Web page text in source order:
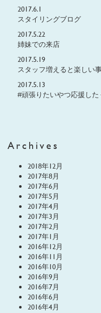
2017.6.1
スタイリングブログ
2017.5.22
姉妹での来店
2017.5.19
スタッフ増えると楽しい
2017.5.13
#頑張りたいやつ応援した
Archives
2018年12月
2017年8月
2017年6月
2017年5月
2017年4月
2017年3月
2017年2月
2017年1月
2016年12月
2016年11月
2016年10月
2016年9月
2016年7月
2016年6月
2016年4月